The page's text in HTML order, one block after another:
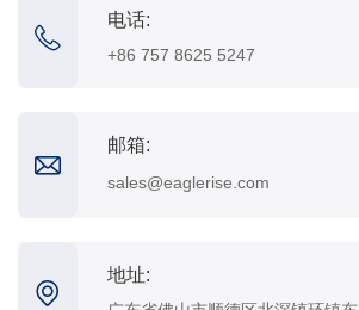
电话:
+86 757 8625 5247
邮箱:
sales@eaglerise.com
地址: